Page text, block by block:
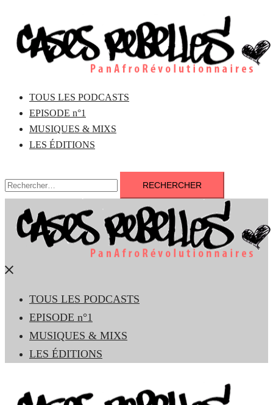
contenu
TOUS LES PODCASTS
EPISODE n°1
MUSIQUES & MIXS
LES ÉDITIONS
Rechercher :
Fermer
menu
TOUS LES PODCASTS
EPISODE n°1
MUSIQUES & MIXS
LES ÉDITIONS